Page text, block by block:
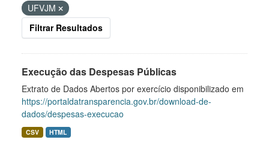
UFVJM
Filtrar Resultados
Execução das Despesas Públicas
Extrato de Dados Abertos por exercício disponibilizado em
https://portaldatransparencia.gov.br/download-de-
dados/despesas-execucao
CSV HTML